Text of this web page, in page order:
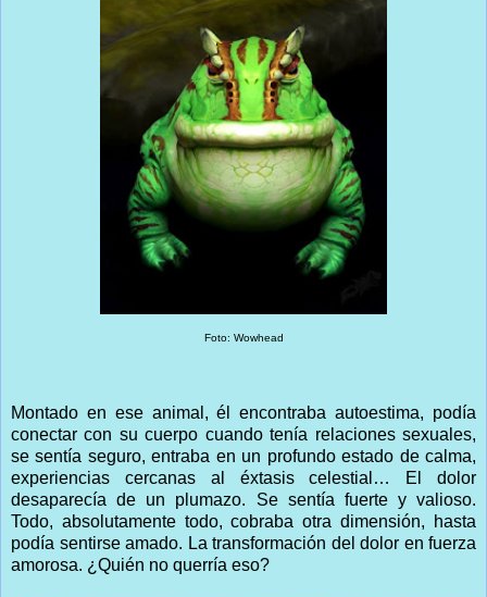
Foto: Wowhead
Montado en ese animal, él encontraba autoestima, podía
conectar con su cuerpo cuando tenía relaciones sexuales,
se sentía seguro, entraba en un profundo estado de calma,
experiencias cercanas al éxtasis celestial… El dolor
desaparecía de un plumazo. Se sentía fuerte y valioso.
Todo, absolutamente todo, cobraba otra dimensión, hasta
podía sentirse amado. La transformación del dolor en fuerza
amorosa. ¿Quién no querría eso?